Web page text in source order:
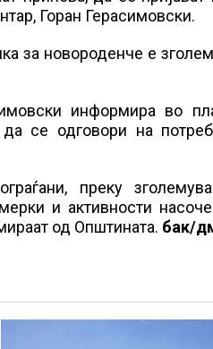
Горан Герасимовски.
за новороденче е
информира во
се одговори на
преку
и активности
од Општината. бак/